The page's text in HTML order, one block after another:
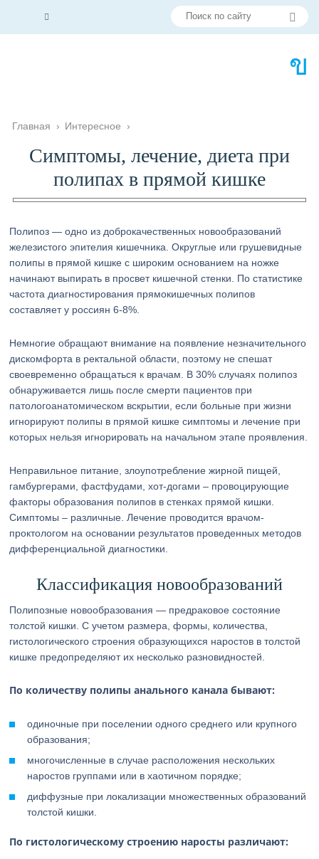
Главная › Интересное ›
Симптомы, лечение, диета при
полипах в прямой кишке
Полипоз — одно из доброкачественных новообразований
железистого эпителия кишечника. Округлые или грушевидные
полипы в прямой кишке с широким основанием на ножке
начинают выпирать в просвет кишечной стенки. По статистике
частота диагностирования прямокишечных полипов
составляет у россиян 6-8%.
Немногие обращают внимание на появление незначительного
дискомфорта в ректальной области, поэтому не спешат
своевременно обращаться к врачам. В 30% случаях полипоз
обнаруживается лишь после смерти пациентов при
патологоанатомическом вскрытии, если больные при жизни
игнорируют полипы в прямой кишке симптомы и лечение при
которых нельзя игнорировать на начальном этапе проявления.
Неправильное питание, злоупотребление жирной пищей,
гамбургерами, фастфудами, хот-догами – провоцирующие
факторы образования полипов в стенках прямой кишки.
Симптомы – различные. Лечение проводится врачом-
проктологом на основании результатов проведенных методов
дифференциальной диагностики.
Классификация новообразований
Полипозные новообразования — предраковое состояние
толстой кишки. С учетом размера, формы, количества,
гистологического строения образующихся наростов в толстой
кишке предопределяют их несколько разновидностей.
По количеству полипы анального канала бывают:
одиночные при поселении одного среднего или крупного
образования;
многочисленные в случае расположения нескольких
наростов группами или в хаотичном порядке;
диффузные при локализации множественных образований
толстой кишки.
По гистологическому строению наросты различают: